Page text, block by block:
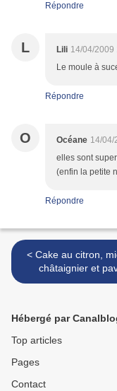
Répondre
L Lili 14/04/2009
Le moule à
Répondre
O Océane 14/04/
elles sont
(enfin la petite
Répondre
< Cake au citron, miel de
châtaignier et
Hébergé par
Top articles
Pages
Contact